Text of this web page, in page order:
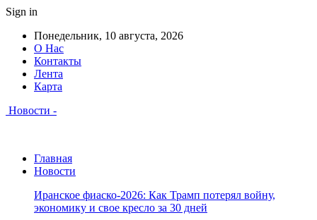
Sign in
Понедельник, 10 августа, 2026
О Нас
Контакты
Лента
Карта
Новости -
Главная
Новости
Иранское фиаско-2026: Как Трамп потерял войну,
экономику и свое кресло за 30 дней